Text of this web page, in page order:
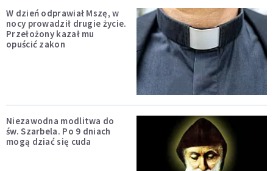
W dzień odprawiał Mszę, w
nocy prowadził drugie życie.
Przełożony kazał mu
opuścić zakon
Niezawodna modlitwa do
św. Szarbela. Po 9 dniach
mogą dziać się cuda